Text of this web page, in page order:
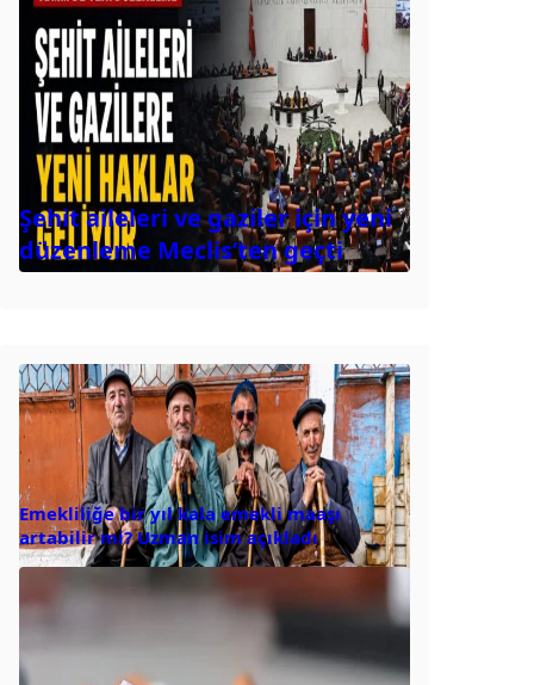
Şehit aileleri ve gaziler için yeni
düzenleme Meclis’ten geçti
Emekliliğe bir yıl kala emekli maaşı
artabilir mi? Uzman isim açıkladı